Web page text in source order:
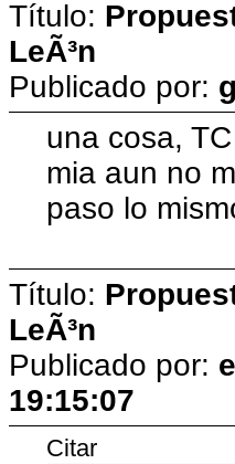
Título:
LeÃ³n
Publicado por:
una cosa,
mia aun no
paso lo
Título:
LeÃ³n
Publicado por:
19:15:07
Citar